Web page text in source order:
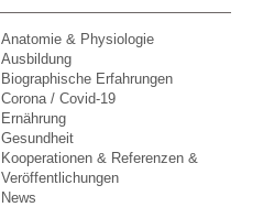
Anatomie & Physiologie
Ausbildung
Biographische Erfahrungen
Corona / Covid-19
Ernährung
Gesundheit
Kooperationen & Referenzen &
Veröffentlichungen
News